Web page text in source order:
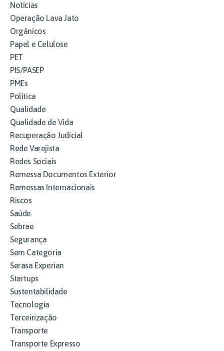
Notícias
Operação Lava Jato
Orgânicos
Papel e Celulose
PET
PIS/PASEP
PMEs
Política
Qualidade
Qualidade de Vida
Recuperação Judicial
Rede Varejista
Redes Sociais
Remessa Documentos Exterior
Remessas Internacionais
Riscos
Saúde
Sebrae
Segurança
Sem Categoria
Serasa Experian
Startups
Sustentabilidade
Tecnologia
Terceirização
Transporte
Transporte Expresso